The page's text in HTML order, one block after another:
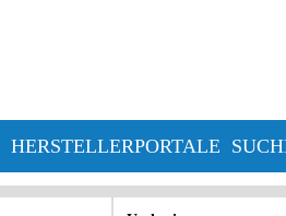
HERSTELLERPORTALE